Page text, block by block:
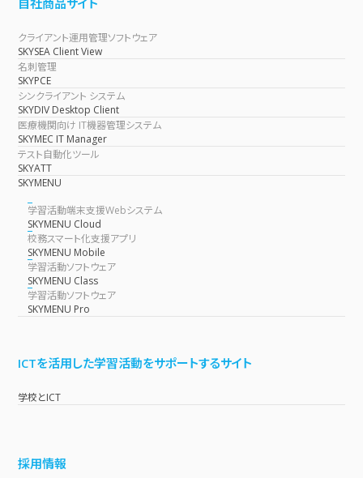
クライアント運用管理ソフトウェア
SKYSEA Client View
名刺管理
SKYPCE
シンクライアント システム
SKYDIV Desktop Client
医療機関向け IT機器管理システム
SKYMEC IT Manager
テスト自動化ツール
SKYATT
SKYMENU
学習活動端末支援Webシステム
SKYMENU Cloud
校務スマート化支援アプリ
SKYMENU Mobile
学習活動ソフトウェア
SKYMENU Class
学習活動ソフトウェア
SKYMENU Pro
ICTを活用した学習活動をサポートするサイト
学校とICT
採用情報